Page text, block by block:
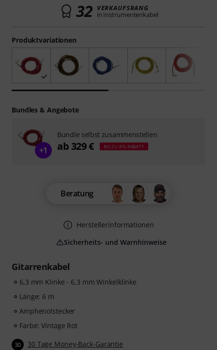
Gitarrenkabel
6,3 mm Klinke - 6,3 mm Winkelklinke
Länge: 6 m
Amphenolstecker
Farbe: Vintage Rot
30 30 Tage Money-Back-Garantie
Produktvariationen
32 VERKAUFSRANG
in Instrumentenkabel
Beratung
Herstellerinformationen
Sicherheits- und Warnhinweise
Bundles & Angebote
+1
Bundle selbst zusammenstellen
ab 329 € BIS ZU 8% RABATT